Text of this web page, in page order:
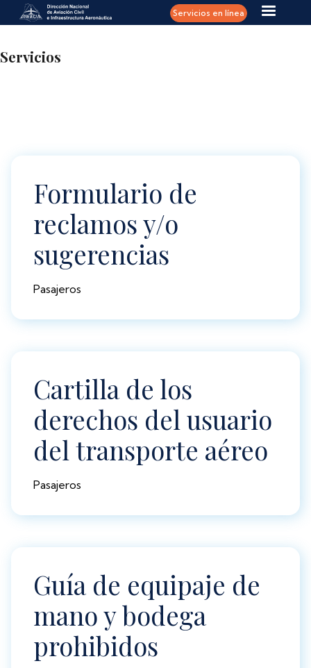
Pasar al contenido principal Servicios en línea
Servicios
Formulario de
reclamos y/o
sugerencias
Pasajeros
Cartilla de los
derechos del usuario
del transporte aéreo
Pasajeros
Guía de equipaje de
mano y bodega
prohibidos